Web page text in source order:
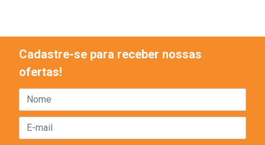
Cadastre-se para receber nossas
ofertas!